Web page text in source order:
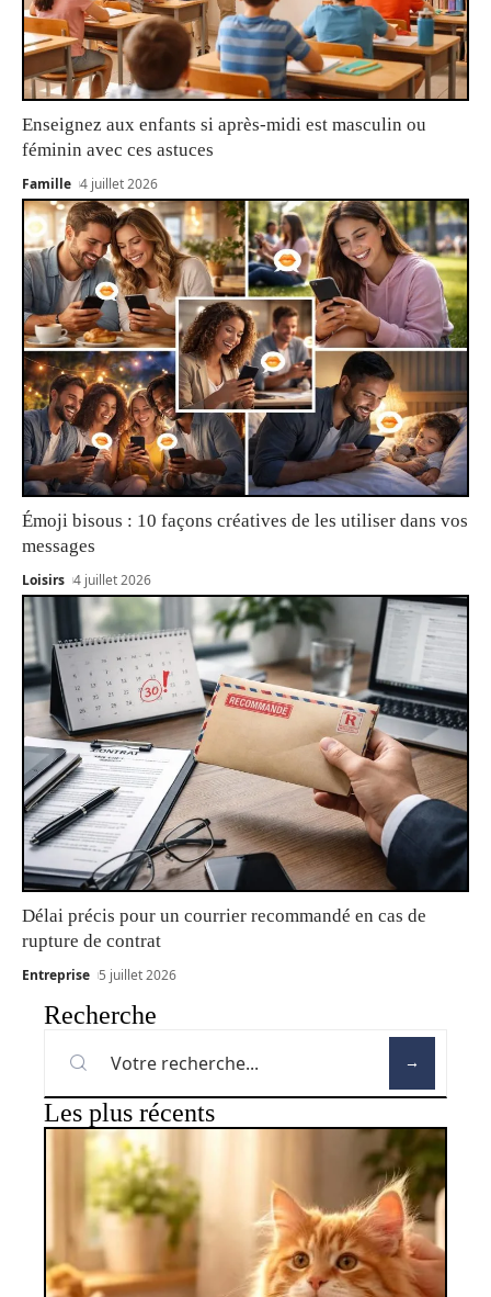
Enseignez aux enfants si après-midi est masculin ou
féminin avec ces astuces
Famille 4 juillet 2026
Émoji bisous : 10 façons créatives de les utiliser dans vos
messages
Loisirs 4 juillet 2026
Délai précis pour un courrier recommandé en cas de
rupture de contrat
Entreprise 5 juillet 2026
Recherche
Les plus récents